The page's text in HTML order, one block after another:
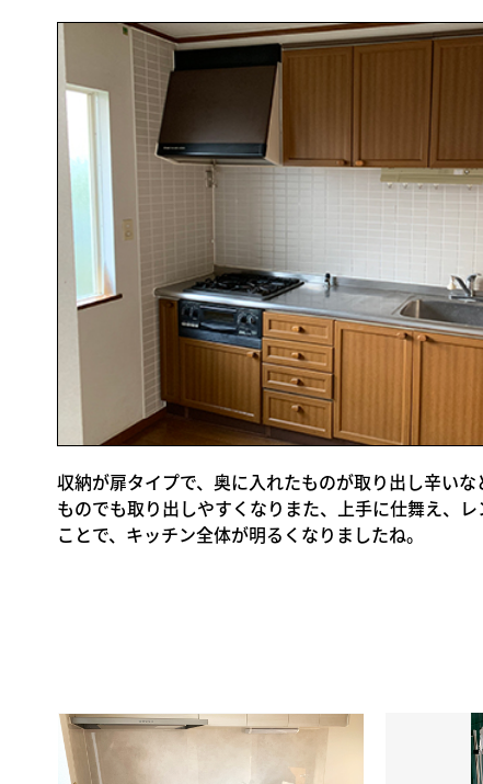
収納が扉タイプで、奥に入れたものが取り出し辛い
ものでも取り出しやすくなりまた、上手に仕舞え、
ことで、キッチン全体が明るくなりましたね。